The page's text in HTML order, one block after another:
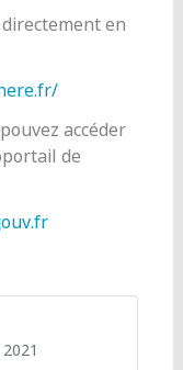
en
accéder
de